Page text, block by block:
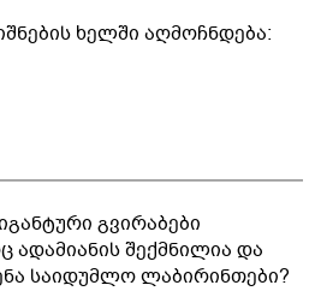
ხელში აღმოჩნდება:
გვირაბები
ადამიანის შექმნილია და
საიდუმლო ლაბირინთები?